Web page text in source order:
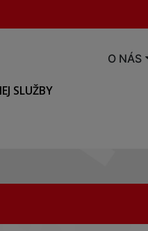
SLUŽBY
O NÁS